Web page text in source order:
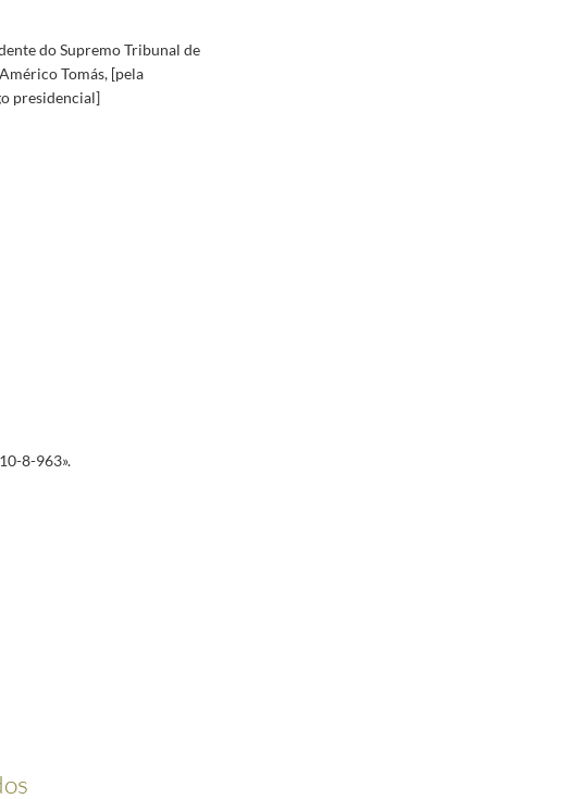
ultramarinas
do Supremo Tribunal de
Tomás, [pela
presidencial]
8-963».